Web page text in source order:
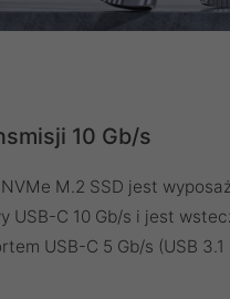
10 Gb/s
M.2 SSD jest
USB-C 10 Gb/s i jest
USB-C 5 Gb/s (USB 3.1